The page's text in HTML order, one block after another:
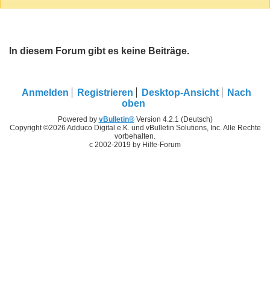
In diesem Forum gibt es keine Beiträge.
Anmelden Registrieren Desktop-Ansicht
Nach
oben
Powered by vBulletin®Version 4.2.1 (Deutsch)
Copyright ©2026 Adduco Digital e.K. und vBulletin Solutions, Inc. Alle Rechte
vorbehalten.
c 2002-2019 by Hilfe-Forum